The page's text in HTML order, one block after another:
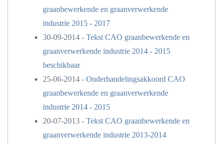
graanbewerkende en graanverwerkende
industrie 2015 - 2017
30-09-2014 - Tekst CAO graanbewerkende en
graanverwerkende industrie 2014 - 2015
beschikbaar
25-06-2014 - Onderhandelingsakkoord CAO
graanbewerkende en graanverwerkende
industrie 2014 - 2015
20-07-2013 - Tekst CAO graanbewerkende en
graanverwerkende industrie 2013-2014